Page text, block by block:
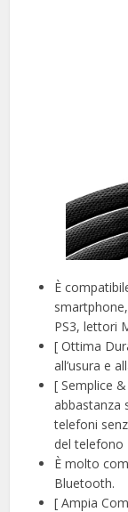
È
PS3, lettori
[ Ottima
all’usura e
[ Semplice
abbastanza
telefoni
del telefono
È molto
Bluetooth.
[ Ampia